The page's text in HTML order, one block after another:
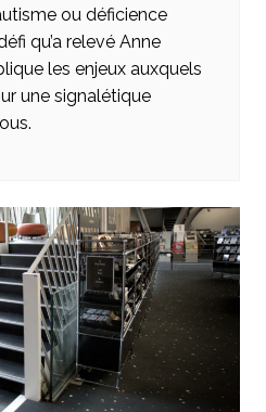
ou déficience
qu’a relevé Anne
les enjeux auxquels
une signalétique